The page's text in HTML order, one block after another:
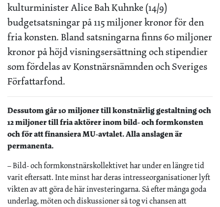
kulturminister Alice Bah Kuhnke (14/9)
budgetsatsningar på 115 miljoner kronor för den
fria konsten. Bland satsningarna finns 60 miljoner
kronor på höjd visningsersättning och stipendier
som fördelas av Konstnärsnämnden och Sveriges
Författarfond.
Dessutom går 10 miljoner till konstnärlig gestaltning och
12 miljoner till fria aktörer inom bild- och formkonsten
och för att finansiera MU-avtalet. Alla anslagen är
permanenta.
– Bild- och formkonstnärskollektivet har under en längre tid
varit eftersatt. Inte minst har deras intresseorganisationer lyft
vikten av att göra de här investeringarna. Så efter många goda
underlag, möten och diskussioner så tog vi chansen att